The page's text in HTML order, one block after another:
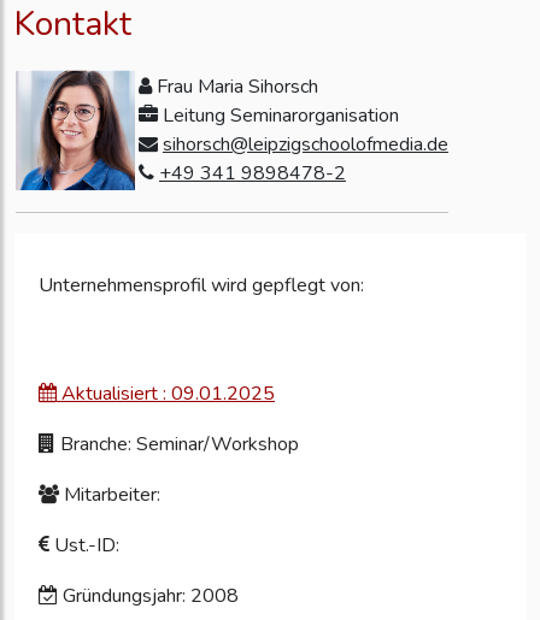
Kontakt
Frau Maria Sihorsch
Leitung Seminarorganisation
sihorsch@leipzigschoolofmedia.de
+49 341 9898478-2
Unternehmensprofil wird gepflegt von:
Aktualisiert : 09.01.2025
Branche: Seminar/Workshop
Mitarbeiter:
Ust.-ID:
Gründungsjahr: 2008